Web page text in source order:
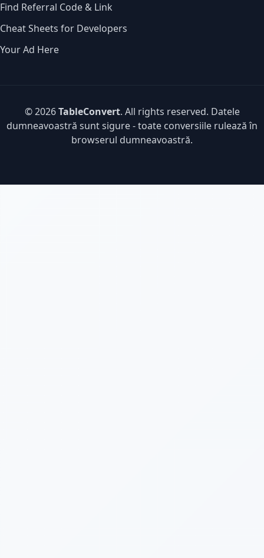
Find Referral Code & Link
Cheat Sheets for Developers
Your Ad Here
© 2026TableConvert. All rights reserved. Datele
dumneavoastră sunt sigure - toate conversiile rulează în
browserul dumneavoastră.